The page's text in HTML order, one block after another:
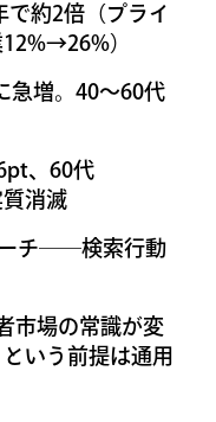
で約2倍（プライ
）
急増。40〜60代
、60代
消滅
ーチ──検索行動
市場の常識が変
いう前提は通用